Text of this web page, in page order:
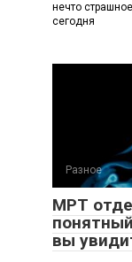
нечто
сегодня
Разное
МРТ
вы